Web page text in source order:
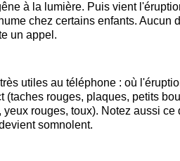
à la lumière. Puis vient
chez certains enfants. Aucun
un appel.
utiles au téléphone : où
(taches rouges, plaques, petits
rouges, toux). Notez aussi ce
somnolent.